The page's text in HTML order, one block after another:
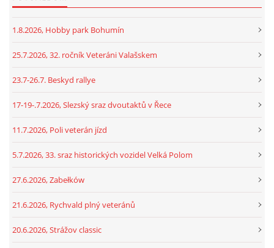
1.8.2026, Hobby park Bohumín
25.7.2026, 32. ročník Veteráni Valašskem
23.7-26.7. Beskyd rallye
17-19-.7.2026, Slezský sraz dvoutaktů v Řece
11.7.2026, Poli veterán jízd
5.7.2026, 33. sraz historických vozidel Velká Polom
27.6.2026, Zabełków
21.6.2026, Rychvald plný veteránů
20.6.2026, Strážov classic